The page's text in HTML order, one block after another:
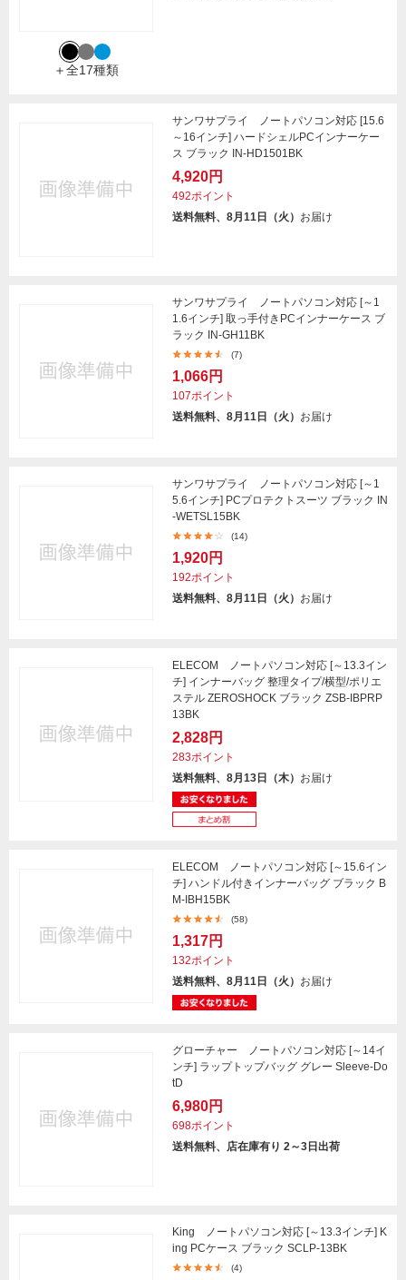
＋全17種類
サンワサプライ ノートパソコン対応 [15.6
～16インチ] ハードシェルPCインナーケー
ス ブラック IN-HD1501BK
4,920円
492ポイント
送料無料、8月11日（火） お届け
サンワサプライ ノートパソコン対応 [～1
1.6インチ] 取っ手付きPCインナーケース ブ
ラック IN-GH11BK
(7)
1,066円
107ポイント
送料無料、8月11日（火） お届け
サンワサプライ ノートパソコン対応 [～1
5.6インチ] PCプロテクトスーツ ブラック IN
-WETSL15BK
(14)
1,920円
192ポイント
送料無料、8月11日（火） お届け
ELECOM ノートパソコン対応 [～13.3イン
チ] インナーバッグ 整理タイプ/横型/ポリエ
ステル ZEROSHOCK ブラック ZSB-IBPRP
13BK
2,828円
283ポイント
送料無料、8月13日（木） お届け
ELECOM ノートパソコン対応 [～15.6イン
チ] ハンドル付きインナーバッグ ブラック B
M-IBH15BK
(58)
1,317円
132ポイント
送料無料、8月11日（火） お届け
グローチャー ノートパソコン対応 [～14イ
ンチ] ラップトップバッグ グレー Sleeve-Do
tD
6,980円
698ポイント
送料無料、店在庫有り 2～3日出荷
King ノートパソコン対応 [～13.3インチ] K
ing PCケース ブラック SCLP-13BK
(4)